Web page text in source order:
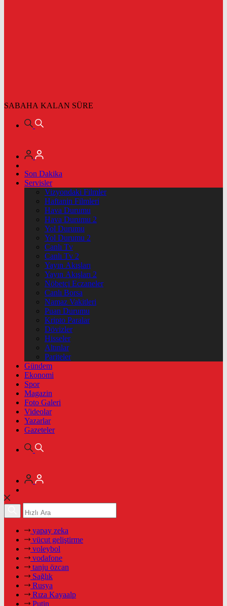
SABAHA KALAN SÜRE
Son Dakika
Servisler
Vizyondaki Filmler
Haftanin Filmleri
Hava Durumu
Hava Durumu 2
Yol Durumu
Yol Durumu 2
Canlı Tv
Canlı Tv 2
Yayın Akışları
Yayın Akışları 2
Nöbetçi Eczaneler
Canlı Borsa
Namaz Vakitleri
Puan Durumu
Kripto Paralar
Dövizler
Hisseler
Altınlar
Pariteler
Gündem
Ekonomi
Spor
Magazin
Foto Galeri
Videolar
Yazarlar
Gazeteler
yapay zeka
vücut geliştirme
voleybol
vodafone
tanju özcan
Sağlık
Rusya
Rıza Kayaalp
Putin